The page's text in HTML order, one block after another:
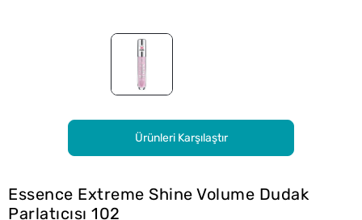
Ürünleri Karşılaştır
Essence Extreme Shine Volume Dudak
Parlatıcısı 102